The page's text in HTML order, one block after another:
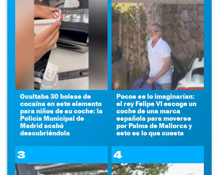
Ocultaba 30 bolsas de
cocaína en este elemento
para niños de su coche: la
Policía Municipal de
Madrid acabó
descubriéndola
Pocos se lo imaginarían:
el rey Felipe VI escoge un
coche de una marca
española para moverse
por Palma de Mallorca y
esto es lo que cuesta
3 4